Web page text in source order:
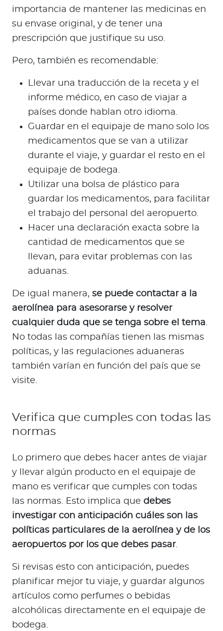
importancia de mantener las medicinas en
su envase original, y de tener una
prescripción que justifique su uso.
Pero, también es recomendable:
Llevar una traducción de la receta y el
informe médico, en caso de viajar a
países donde hablan otro idioma.
Guardar en el equipaje de mano solo los
medicamentos que se van a utilizar
durante el viaje, y guardar el resto en el
equipaje de bodega.
Utilizar una bolsa de plástico para
guardar los medicamentos, para facilitar
el trabajo del personal del aeropuerto.
Hacer una declaración exacta sobre la
cantidad de medicamentos que se
llevan, para evitar problemas con las
aduanas.
De igual manera, se puede contactar a la
aerolínea para asesorarse y resolver
cualquier duda que se tenga sobre el tema.
No todas las compañías tienen las mismas
políticas, y las regulaciones aduaneras
también varían en función del país que se
visite.
Verifica que cumples con todas las
normas
Lo primero que debes hacer antes de viajar
y llevar algún producto en el equipaje de
mano es verificar que cumples con todas
las normas. Esto implica que debes
investigar con anticipación cuáles son las
políticas particulares de la aerolínea y de los
aeropuertos por los que debes pasar.
Si revisas esto con anticipación, puedes
planificar mejor tu viaje, y guardar algunos
artículos como perfumes o bebidas
alcohólicas directamente en el equipaje de
bodega.